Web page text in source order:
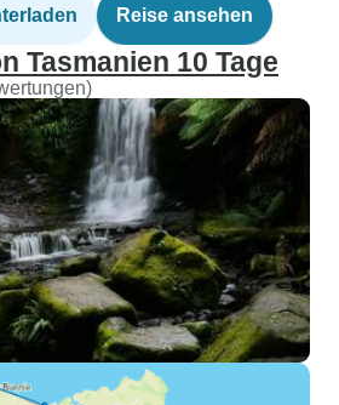
Reise ansehen
Tasmanien 10 Tage